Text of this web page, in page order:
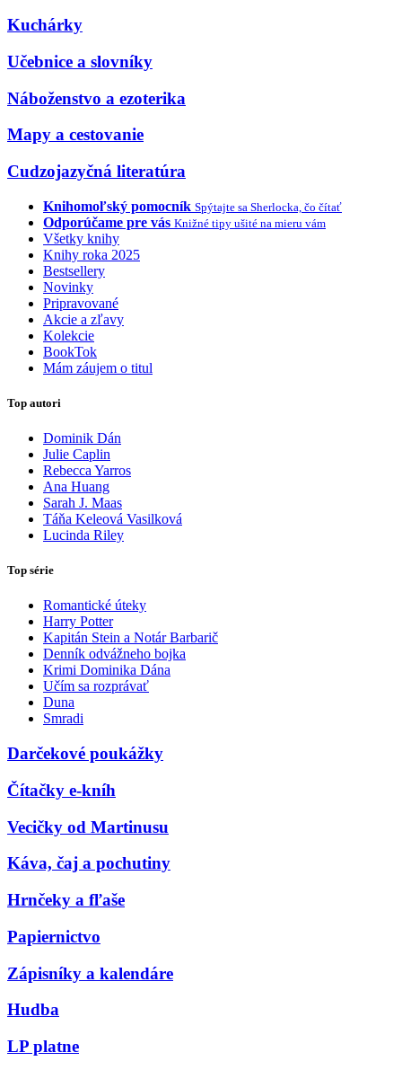
Kuchárky
Učebnice a slovníky
Náboženstvo a ezoterika
Mapy a cestovanie
Cudzojazyčná literatúra
Knihomoľský pomocník Spýtajte sa Sherlocka, čo čítať
Odporúčame pre vás Knižné tipy ušité na mieru vám
Všetky knihy
Knihy roka 2025
Bestsellery
Novinky
Pripravované
Akcie a zľavy
Kolekcie
BookTok
Mám záujem o titul
Top autori
Dominik Dán
Julie Caplin
Rebecca Yarros
Ana Huang
Sarah J. Maas
Táňa Keleová Vasilková
Lucinda Riley
Top série
Romantické úteky
Harry Potter
Kapitán Stein a Notár Barbarič
Denník odvážneho bojka
Krimi Dominika Dána
Učím sa rozprávať
Duna
Smradi
Darčekové poukážky
Čítačky e-kníh
Vecičky od Martinusu
Káva, čaj a pochutiny
Hrnčeky a fľaše
Papiernictvo
Zápisníky a kalendáre
Hudba
LP platne